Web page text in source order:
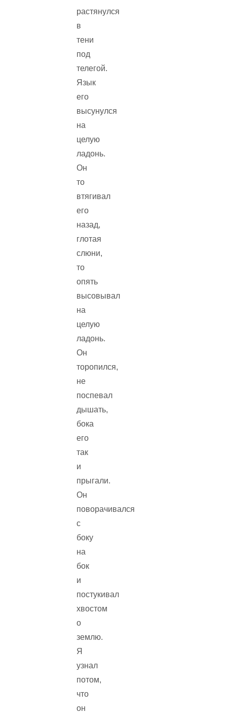
растянулся
в
тени
под
телегой.
Язык
его
высунулся
на
целую
ладонь.
Он
то
втягивал
его
назад,
глотая
слюни,
то
опять
высовывал
на
целую
ладонь.
Он
торопился,
не
поспевал
дышать,
бока
его
так
и
прыгали.
Он
поворачивался
с
боку
на
бок
и
постукивал
хвостом
о
землю.
Я
узнал
потом,
что
он